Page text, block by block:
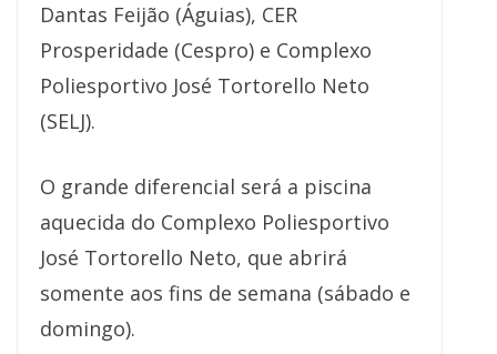
Dantas Feijão (Águias), CER
Prosperidade (Cespro) e Complexo
Poliesportivo José Tortorello Neto
(SELJ).
O grande diferencial será a piscina
aquecida do Complexo Poliesportivo
José Tortorello Neto, que abrirá
somente aos fins de semana (sábado e
domingo).